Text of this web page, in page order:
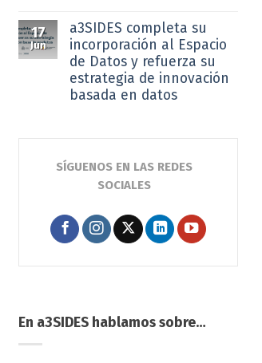
17
Jun
a3SIDES completa su
incorporación al Espacio
de Datos y refuerza su
estrategia de innovación
basada en datos
SÍGUENOS EN LAS REDES
SOCIALES
En a3SIDES hablamos sobre…